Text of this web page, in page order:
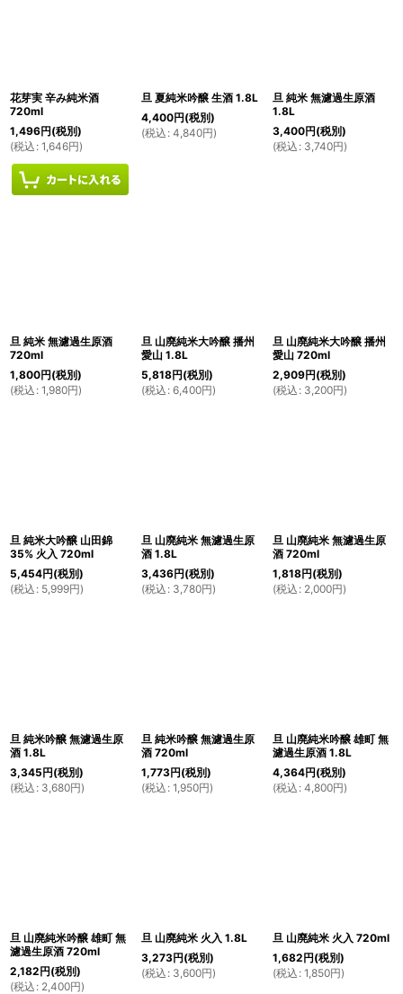
花芽実 辛み純米酒
720ml
1,496円(税別)
(税込 : 1,646円)
旦 夏純米吟醸 生酒 1.8L
4,400円(税別)
(税込 : 4,840円)
旦 純米 無濾過生原酒
1.8L
3,400円(税別)
(税込 : 3,740円)
旦 純米 無濾過生原酒
720ml
1,800円(税別)
(税込 : 1,980円)
旦 山廃純米大吟醸 播州
愛山 1.8L
5,818円(税別)
(税込 : 6,400円)
旦 山廃純米大吟醸 播州
愛山 720ml
2,909円(税別)
(税込 : 3,200円)
旦 純米大吟醸 山田錦
35% 火入 720ml
5,454円(税別)
(税込 : 5,999円)
旦 山廃純米 無濾過生原
酒 1.8L
3,436円(税別)
(税込 : 3,780円)
旦 山廃純米 無濾過生原
酒 720ml
1,818円(税別)
(税込 : 2,000円)
旦 純米吟醸 無濾過生原
酒 1.8L
3,345円(税別)
(税込 : 3,680円)
旦 純米吟醸 無濾過生原
酒 720ml
1,773円(税別)
(税込 : 1,950円)
旦 山廃純米吟醸 雄町 無
濾過生原酒 1.8L
4,364円(税別)
(税込 : 4,800円)
旦 山廃純米吟醸 雄町 無
濾過生原酒 720ml
2,182円(税別)
(税込 : 2,400円)
旦 山廃純米 火入 1.8L
3,273円(税別)
(税込 : 3,600円)
旦 山廃純米 火入 720ml
1,682円(税別)
(税込 : 1,850円)